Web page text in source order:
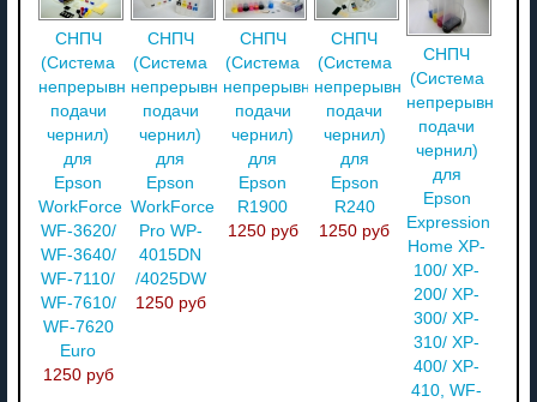
СНПЧ
(Система
непрерывной
подачи
чернил)
для
Epson
WorkForce
WF-3620/
WF-3640/
WF-7110/
WF-7610/
WF-7620
Euro
1250 руб
СНПЧ
(Система
непрерывной
подачи
чернил)
для
Epson
WorkForce
Pro WP-
4015DN
/4025DW
1250 руб
СНПЧ
(Система
непрерывной
подачи
чернил)
для
Epson
R1900
1250 руб
СНПЧ
(Система
непрерывной
подачи
чернил)
для
Epson
R240
1250 руб
СНПЧ
(Система
непрерывной
подачи
чернил)
для
Epson
Expression
Home XP-
100/ XP-
200/ XP-
300/ XP-
310/ XP-
400/ XP-
410, WF-